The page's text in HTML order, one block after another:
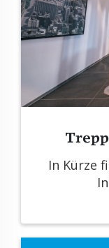
In Kürze